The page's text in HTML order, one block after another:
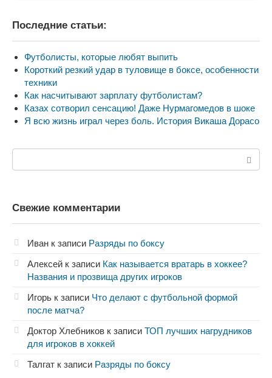
Последние статьи:
Футболисты, которые любят выпить
Короткий резкий удар в туловище в боксе, особенности
техники
Как насчитывают зарплату футболистам?
Казах сотворил сенсацию! Даже Нурмагомедов в шоке
Я всю жизнь играл через боль. История Викаша Дорасо
Свежие комментарии
Иван к записи Разряды по боксу
Алексей к записи Как называется вратарь в хоккее?
Названия и прозвища других игроков
Игорь к записи Что делают с футбольной формой
после матча?
Доктор Хлебников к записи ТОП лучших нагрудников
для игроков в хоккей
Талгат к записи Разряды по боксу